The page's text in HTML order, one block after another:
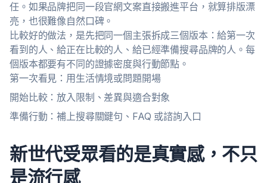
任。如果品牌把同一段官網文案直接搬進平台，就算排版漂
亮，也很難像自然口碑。
比較好的做法，是先把同一個主張拆成三個版本：給第一次
看到的人、給正在比較的人、給已經準備搜尋品牌的人。每
個版本都要有不同的證據密度與行動節點。
第一次看見：用生活情境或問題開場
開始比較：放入限制、差異與適合對象
準備行動：補上搜尋關鍵句、FAQ 或諮詢入口
新世代受眾看的是真實感，不只
是流行感